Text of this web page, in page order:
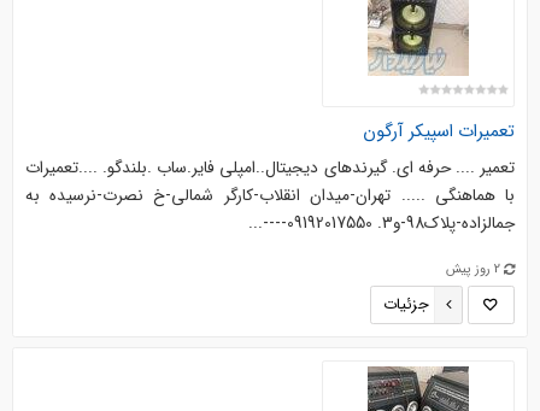
تعمیرات اسپیکر آرگون
تعمیر .... حرفه ای. گیرندهای دیجیتال..امپلی فایر.ساب .بلندگو. ....‌‌تعمیرات
با هماهنگی ..... تهران-میدان انقلاب-کارگر شمالی-خ نصرت-نرسیده به
جمالزاده-پلاک98-و3. 09192017550----...
2 روز پیش
جزئیات